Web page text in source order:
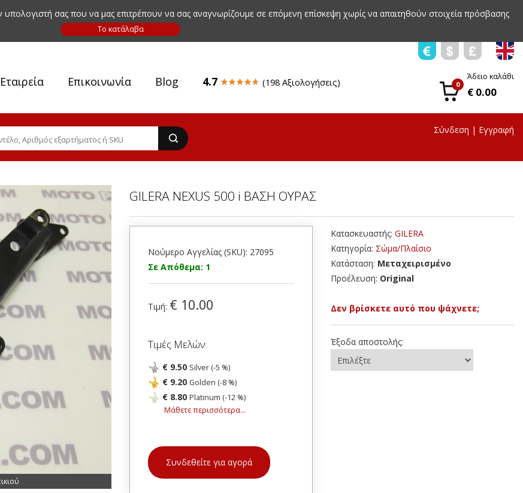
σας που να μας επιτρέπουν να σας αναγνωρίζουμε σε επόμενη επίσκεψη χωρίς να απαιτηθούν στοιχεία πρόσβασης
Εταιρεία Επικοινωνία Blog 4.7 (198 Αξιολογήσεις) 0
Άδειο καλάθι
€ 0.00
Σύνδεση | Εγγραφή
GILERA NEXUS 500 i ΒΑΣΗ ΟΥΡΑΣ
Νούμερο Αγγελίας (SKU): 27095
Σε Απόθεμα: 1
Τιμή: € 10.00
Τιμές Μελών:
€ 9.50 Silver (-5 %)
€ 9.20 Golden (-8 %)
€ 8.80 Platinum (-12 %)
Μάθετε περισσότερα...
Συνδεθείτε για αγορά
Κατασκευαστής: GILERA
Κατηγορία: Σώμα/Πλαίσιο
Κατάσταση: Μεταχειρισμένο
Προέλευση: Original
Δεν βρίσκετε αυτό που ψάχνετε;
Έξοδα αποστολής: